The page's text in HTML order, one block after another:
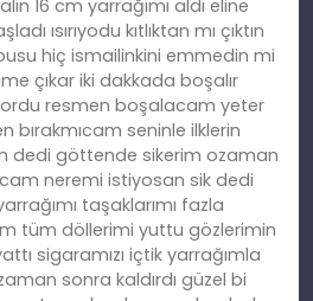
16 cm yarrağımı aldı eline
ısırıyodu kıtlıktan mı çıktın
hiç ismailinkini emmedin mi
çıkar iki dakkada boşalır
resmen boşalacam yeter
bırakmıcam seninle ilklerin
dedi göttende sikerim ozaman
neremi istiyosan sik dedi
taşaklarımı fazla
tüm döllerimi yuttu gözlerimin
sigaramızı içtik yarrağımla
sonra kaldırdı güzel bi